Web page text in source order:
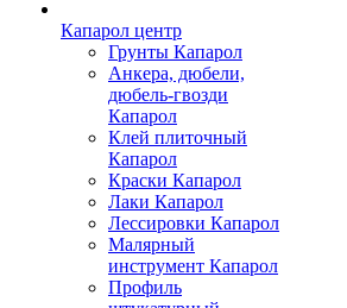
Капарол центр
Грунты Капарол
Анкера, дюбели,
дюбель-гвозди
Капарол
Клей плиточный
Капарол
Краски Капарол
Лаки Капарол
Лессировки Капарол
Малярный
инструмент Капарол
Профиль